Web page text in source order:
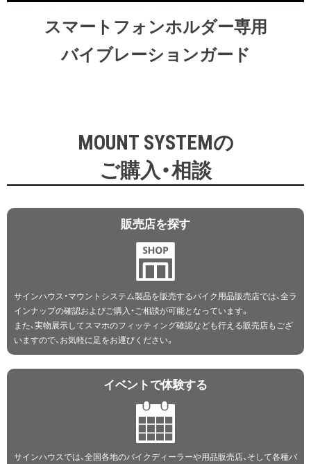
スマートフォンホルダー専用
バイブレーションガード
MOUNT SYSTEMの
ご購入・相談
販売店を探す
サインハウス・マウントシステム製品を販売するバイク用品販売店では、全ラ
インナップの確認およびご購入・ご相談が可能となっています。
また、実物展示してスマホのフィッティング確認なども行える販売店もござ
いますので、お気軽に足をお運びください。
イベントで体験する
サインハウスでは、全国各地のバイクディーラーや用品販売店、そして各種バ